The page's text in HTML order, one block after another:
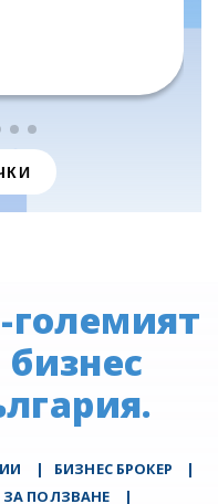
големият
| БИЗНЕС БРОКЕР
|
ПОЛЗВАНЕ |